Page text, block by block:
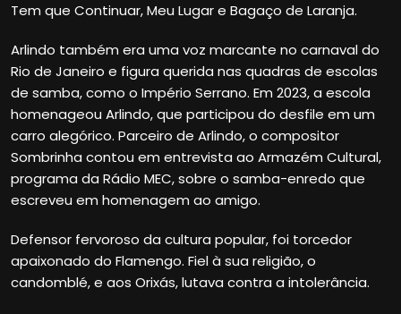
Tem que Continuar, Meu Lugar e Bagaço de Laranja.
Arlindo também era uma voz marcante no carnaval do
Rio de Janeiro e figura querida nas quadras de escolas
de samba, como o Império Serrano. Em 2023, a escola
homenageou Arlindo, que participou do desfile em um
carro alegórico. Parceiro de Arlindo, o compositor
Sombrinha contou em entrevista ao Armazém Cultural,
programa da Rádio MEC, sobre o samba-enredo que
escreveu em homenagem ao amigo.
Defensor fervoroso da cultura popular, foi torcedor
apaixonado do Flamengo. Fiel à sua religião, o
candomblé, e aos Orixás, lutava contra a intolerância.